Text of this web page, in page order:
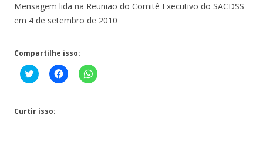
Mensagem lida na Reunião do Comitê Executivo do SACDSS
em 4 de setembro de 2010
Compartilhe isso:
Click
to
Twitter(abre
em
Clique
para
Clique
para
Curtir isso: